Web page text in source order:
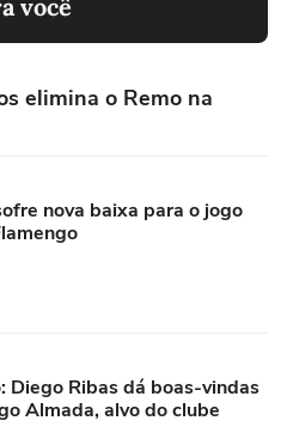
você
elimina o Remo na
nova baixa para o jogo
Diego Ribas dá boas-vindas
Almada, alvo do clube